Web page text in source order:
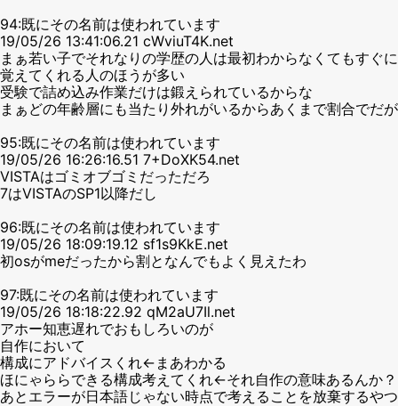
94:既にその名前は使われています
19/05/26 13:41:06.21 cWviuT4K.net
まぁ若い子でそれなりの学歴の人は最初わからなくてもすぐに
覚えてくれる人のほうが多い
受験で詰め込み作業だけは鍛えられているからな
まぁどの年齢層にも当たり外れがいるからあくまで割合でだが
95:既にその名前は使われています
19/05/26 16:26:16.51 7+DoXK54.net
VISTAはゴミオブゴミだっただろ
7はVISTAのSP1以降だし
96:既にその名前は使われています
19/05/26 18:09:19.12 sf1s9KkE.net
初osがmeだったから割となんでもよく見えたわ
97:既にその名前は使われています
19/05/26 18:18:22.92 qM2aU7Il.net
アホー知恵遅れでおもしろいのが
自作において
構成にアドバイスくれ←まあわかる
ほにゃららできる構成考えてくれ←それ自作の意味あるんか？
あとエラーが日本語じゃない時点で考えることを放棄するやつ